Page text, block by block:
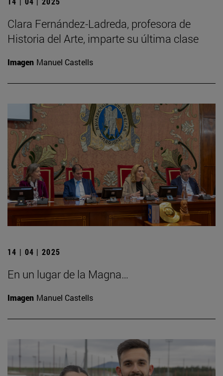
Clara Fernández-Ladreda, profesora de
Historia del Arte, imparte su última clase
Imagen Manuel Castells
14 | 04 | 2025
En un lugar de la Magna…
Imagen Manuel Castells